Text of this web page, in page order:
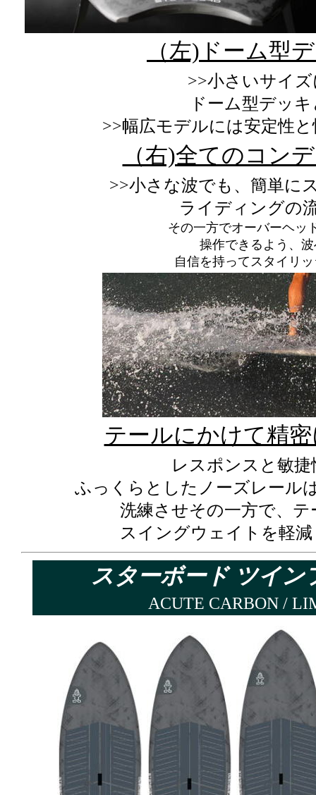
（左)ドーム型
>>小さいサイ
ドーム型デッ
>>幅広モデルには安定性
（右)全てのコン
>>小さな波でも、簡単に
ライディングの
その一方でオーバーヘッ
操作できるよう、
自信を持ってスタイリ
テールにかけて精
レスポンスと敏
ふっくらとしたノーズレール
洗練させその一方で、
スイングウェイトを軽
スターボード ツイン
ACUTE CARBON /